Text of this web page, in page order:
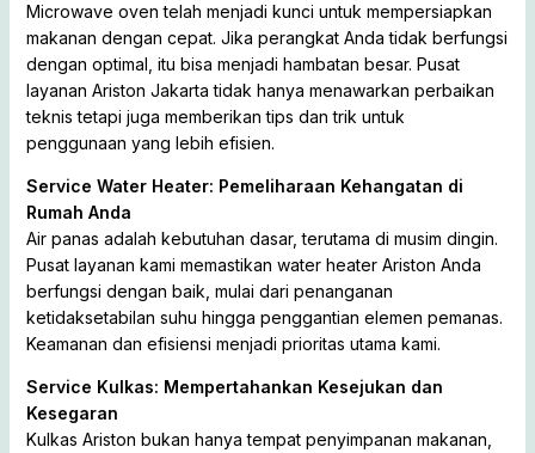
Microwave oven telah menjadi kunci untuk mempersiapkan
makanan dengan cepat. Jika perangkat Anda tidak berfungsi
dengan optimal, itu bisa menjadi hambatan besar. Pusat
layanan Ariston Jakarta tidak hanya menawarkan perbaikan
teknis tetapi juga memberikan tips dan trik untuk
penggunaan yang lebih efisien.
Service Water Heater: Pemeliharaan Kehangatan di
Rumah Anda
Air panas adalah kebutuhan dasar, terutama di musim dingin.
Pusat layanan kami memastikan water heater Ariston Anda
berfungsi dengan baik, mulai dari penanganan
ketidaksetabilan suhu hingga penggantian elemen pemanas.
Keamanan dan efisiensi menjadi prioritas utama kami.
Service Kulkas: Mempertahankan Kesejukan dan
Kesegaran
Kulkas Ariston bukan hanya tempat penyimpanan makanan,